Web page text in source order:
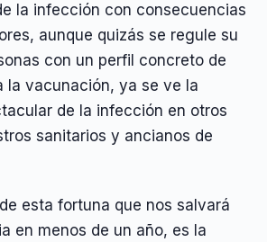
la infección con consecuencias
aunque quizás se regule su
con un perfil concreto de
la vacunación, ya se ve la
de la infección en otros
sanitarios y ancianos de
esta fortuna que nos salvará
en menos de un año, es la